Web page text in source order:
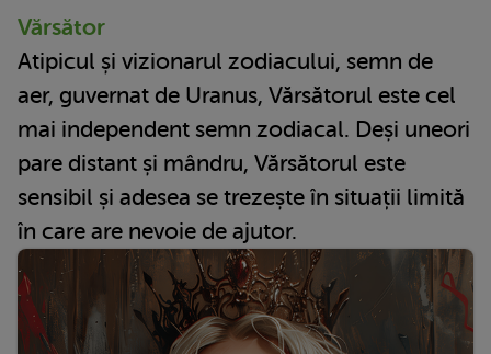
Vărsător
Atipicul și vizionarul zodiacului, semn de
aer, guvernat de Uranus, Vărsătorul este cel
mai independent semn zodiacal. Deși uneori
pare distant și mândru, Vărsătorul este
sensibil și adesea se trezește în situații limită
în care are nevoie de ajutor.